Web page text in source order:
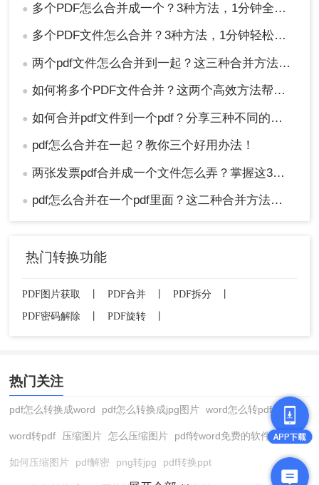
● 多个PDF怎么合并成一个？3种方法，1分钟全搞定！！
● 多个PDF文件怎么合并？3种方法，1分钟轻松搞定！!
● 两个pdf文件怎么合并到一起？这三种合并方法超实用！
● 如何将多个PDF文件合并？这两个高效方法帮你解决！
● 如何合并pdf文件到一个pdf？分享三种不同的方法来帮助您轻松合并！
● pdf怎么合并在一起？教你三个好用办法！
● 两张发票pdf合并成一个文件怎么弄？掌握这3种方法轻松合并！
● pdf怎么合并在一个pdf里面？这二种合并方法了解下！
热门转换功能
PDF图片获取 PDF合并 PDF拆分
PDF密码解除
PDF旋转
热门关注
pdf怎么转换成word pdf怎么转换成jpg图片 word怎么转pdf
word转pdf 压缩图片 怎么压缩图片 pdf转word免费的软件
如何压缩图片 pdf解密 png转jpg pdf转换ppt